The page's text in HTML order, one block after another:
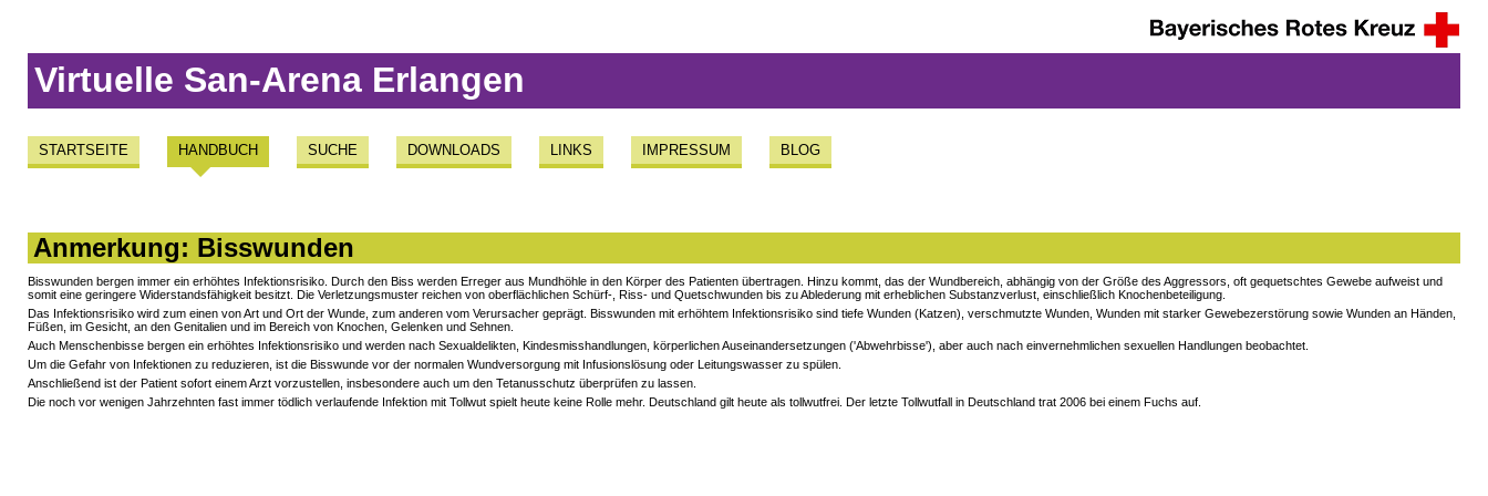
Virtuelle San-Arena Erlangen
STARTSEITE HANDBUCH SUCHE DOWNLOADS LINKS IMPRESSUM BLOG
Anmerkung: Bisswunden
Bisswunden bergen immer ein erhöhtes Infektionsrisiko. Durch den Biss werden Erreger aus Mundhöhle in den Körper des Patienten übertragen. Hinzu kommt, das der Wundbereich, abhängig von der Größe des Aggressors, oft gequetschtes Gewebe aufweist und
somit eine geringere Widerstandsfähigkeit besitzt. Die Verletzungsmuster reichen von oberflächlichen Schürf-, Riss- und Quetschwunden bis zu Ablederung mit erheblichen Substanzverlust, einschließlich Knochenbeteiligung.
Das Infektionsrisiko wird zum einen von Art und Ort der Wunde, zum anderen vom Verursacher geprägt. Bisswunden mit erhöhtem Infektionsrisiko sind tiefe Wunden (Katzen), verschmutzte Wunden, Wunden mit starker Gewebezerstörung sowie Wunden an Händen,
Füßen, im Gesicht, an den Genitalien und im Bereich von Knochen, Gelenken und Sehnen.
Auch Menschenbisse bergen ein erhöhtes Infektionsrisiko und werden nach Sexualdelikten, Kindesmisshandlungen, körperlichen Auseinandersetzungen ('Abwehrbisse'), aber auch nach einvernehmlichen sexuellen Handlungen beobachtet.
Um die Gefahr von Infektionen zu reduzieren, ist die Bisswunde vor der normalen Wundversorgung mit Infusionslösung oder Leitungswasser zu spülen.
Anschließend ist der Patient sofort einem Arzt vorzustellen, insbesondere auch um den Tetanusschutz überprüfen zu lassen.
Die noch vor wenigen Jahrzehnten fast immer tödlich verlaufende Infektion mit Tollwut spielt heute keine Rolle mehr. Deutschland gilt heute als tollwutfrei. Der letzte Tollwutfall in Deutschland trat 2006 bei einem Fuchs auf.